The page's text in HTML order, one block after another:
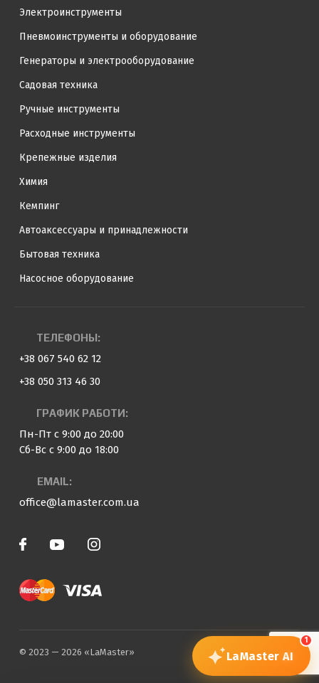
© 2023 — 2026 «LaMaster»
Электроинструменты
Пневмоинструменты и оборудование
Генераторы и электрооборудование
Садовая техника
Ручные инструменты
Расходные инструменты
Крепежные изделия
Химия
Кемпинг
Автоаксессуары и принадлежности
Бытовая техника
Насосное оборудование
ТЕЛЕФОНЫ:
+38 067 540 62 12
+38 050 313 46 30
ГРАФИК РАБОТИ:
Пн-Пт с 9:00 до 20:00
Сб-Вс с 9:00 до 18:00
EMAIL:
office@lamaster.com.ua
1
LaMaster AI